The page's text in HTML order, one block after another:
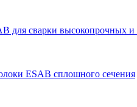
для сварки высокопрочных и
ESAB сплошного сечения